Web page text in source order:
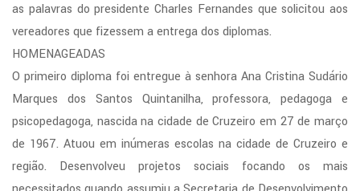
as palavras do presidente Charles Fernandes que solicitou aos
vereadores que fizessem a entrega dos diplomas.
HOMENAGEADAS
O primeiro diploma foi entregue à senhora Ana Cristina Sudário
Marques dos Santos Quintanilha, professora, pedagoga e
psicopedagoga, nascida na cidade de Cruzeiro em 27 de março
de 1967. Atuou em inúmeras escolas na cidade de Cruzeiro e
região. Desenvolveu projetos sociais focando os mais